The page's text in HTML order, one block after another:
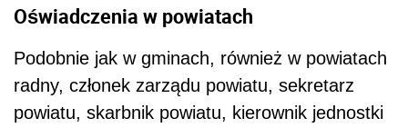
Oświadczenia w powiatach
Podobnie jak w gminach, również w powiatach
radny, członek zarządu powiatu, sekretarz
powiatu, skarbnik powiatu, kierownik jednostki